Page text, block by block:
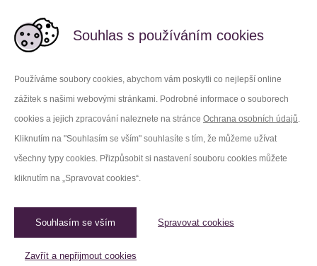
Souhlas s používáním cookies
Používáme soubory cookies, abychom vám poskytli co nejlepší online
zážitek s našimi webovými stránkami. Podrobné informace o souborech
cookies a jejich zpracování naleznete na stránce Ochrana osobních údajů.
Kliknutím na "Souhlasím se vším" souhlasíte s tím, že můžeme užívat
všechny typy cookies. Přizpůsobit si nastavení souboru cookies můžete
kliknutím na „Spravovat cookies“.
Souhlasím se vším Spravovat cookies
Zavřít a nepřijmout cookies
Facebook Youtube
LinkedIn
Spravovat cookies